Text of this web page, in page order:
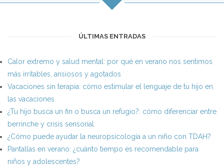
ÚLTIMAS ENTRADAS
Calor extremo y salud mental: por qué en verano nos sentimos
más irritables, ansiosos y agotados
Vacaciones sin terapia: cómo estimular el lenguaje de tu hijo en
las vacaciones
¿Tu hijo busca un fin o busca un refugio?: cómo diferenciar entre
berrinche y crisis sensorial
¿Cómo puede ayudar la neuropsicología a un niño con TDAH?
Pantallas en verano: ¿cuánto tiempo es recomendable para
niños y adolescentes?